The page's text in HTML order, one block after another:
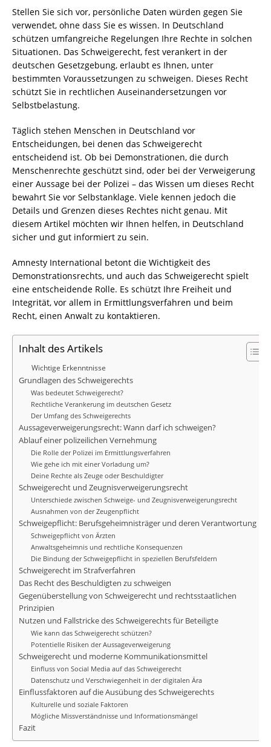
Stellen Sie sich vor, persönliche Daten würden gegen Sie
verwendet, ohne dass Sie es wissen. In Deutschland
schützen umfangreiche Regelungen Ihre Rechte in solchen
Situationen. Das Schweigerecht, fest verankert in der
deutschen Gesetzgebung, erlaubt es Ihnen, unter
bestimmten Voraussetzungen zu schweigen. Dieses Recht
schützt Sie in rechtlichen Auseinandersetzungen vor
Selbstbelastung.
Täglich stehen Menschen in Deutschland vor
Entscheidungen, bei denen das Schweigerecht
entscheidend ist. Ob bei Demonstrationen, die durch
Menschenrechte geschützt sind, oder bei der Verweigerung
einer Aussage bei der Polizei – das Wissen um dieses Recht
bewahrt Sie vor Selbstanklage. Viele kennen jedoch die
Details und Grenzen dieses Rechtes nicht genau. Mit
diesem Artikel möchten wir Ihnen helfen, in Deutschland
sicher und gut informiert zu sein.
Amnesty International betont die Wichtigkeit des
Demonstrationsrechts, und auch das Schweigerecht spielt
eine entscheidende Rolle. Es schützt Ihre Freiheit und
Integrität, vor allem in Ermittlungsverfahren und beim
Recht, einen Anwalt zu kontaktieren.
Inhalt des Artikels
Wichtige Erkenntnisse
Grundlagen des Schweigerechts
Was bedeutet Schweigerecht?
Rechtliche Verankerung im deutschen Gesetz
Der Umfang des Schweigerechts
Aussageverweigerungsrecht: Wann darf ich schweigen?
Ablauf einer polizeilichen Vernehmung
Die Rolle der Polizei im Ermittlungsverfahren
Wie gehe ich mit einer Vorladung um?
Deine Rechte als Zeuge oder Beschuldigter
Schweigerecht und Zeugnisverweigerungsrecht
Unterschiede zwischen Schweige- und Zeugnisverweigerungsrecht
Ausnahmen von der Zeugenpflicht
Schweigepflicht: Berufsgeheimnisträger und deren Verantwortung
Schweigepflicht von Ärzten
Anwaltsgeheimnis und rechtliche Konsequenzen
Die Bindung der Schweigepflicht in speziellen Berufsfeldern
Schweigerecht im Strafverfahren
Das Recht des Beschuldigten zu schweigen
Gegenüberstellung von Schweigerecht und rechtsstaatlichen
Prinzipien
Nutzen und Fallstricke des Schweigerechts für Beteiligte
Wie kann das Schweigerecht schützen?
Potentielle Risiken der Aussageverweigerung
Schweigerecht und moderne Kommunikationsmittel
Einfluss von Social Media auf das Schweigerecht
Datenschutz und Verschwiegenheit in der digitalen Ära
Einflussfaktoren auf die Ausübung des Schweigerechts
Kulturelle und soziale Faktoren
Mögliche Missverständnisse und Informationsmängel
Fazit